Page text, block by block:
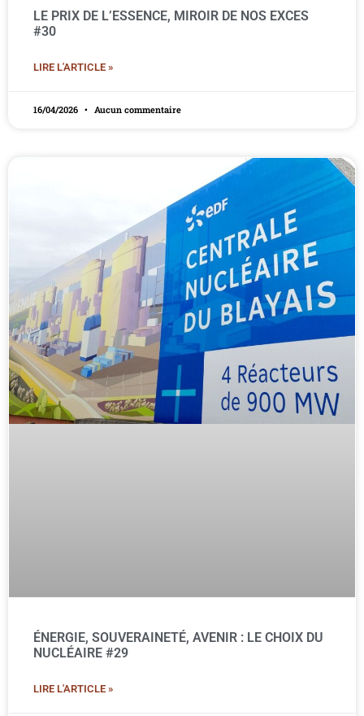
LE PRIX DE L’ESSENCE, MIROIR DE NOS EXCES
#30
LIRE L'ARTICLE »
16/04/2026 Aucun commentaire
ÉNERGIE, SOUVERAINETÉ, AVENIR : LE CHOIX DU
NUCLÉAIRE #29
LIRE L'ARTICLE »